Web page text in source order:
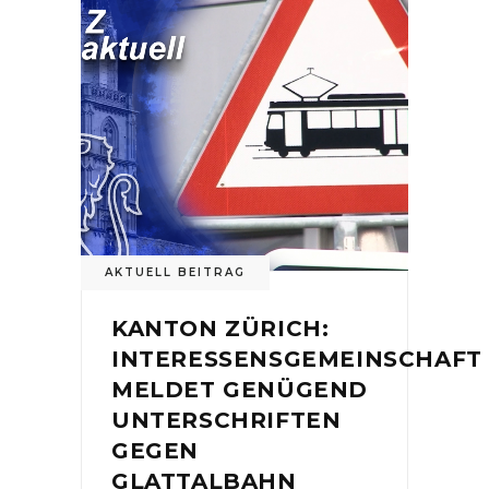
AKTUELL BEITRAG
KANTON ZÜRICH:
INTERESSENSGEMEINSCHAFT
MELDET GENÜGEND
UNTERSCHRIFTEN
GEGEN
GLATTALBAHN